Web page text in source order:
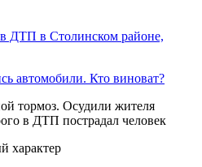
ДТП в Столинском районе,
автомобили. Кто виноват?
характер